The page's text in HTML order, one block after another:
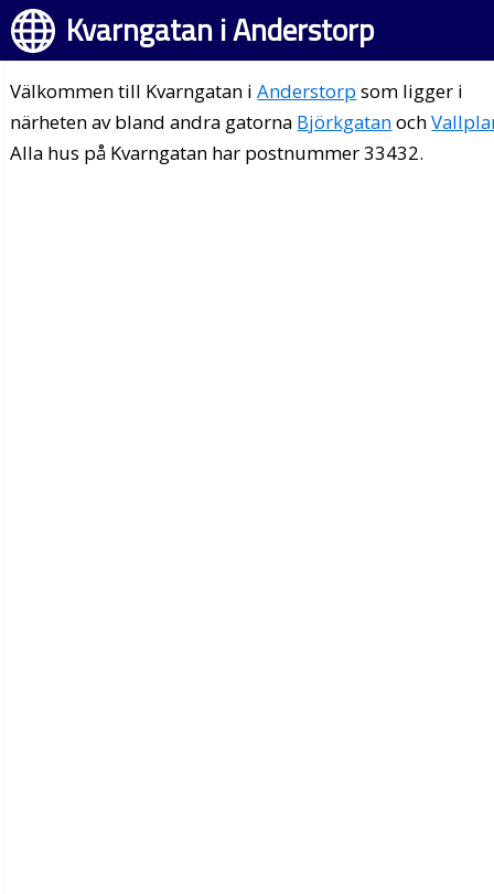
Kvarngatan i Anderstorp
Välkommen till Kvarngatan iAnderstorp som ligger i
närheten av bland andra gatorna Björkgatanoch
Alla hus på Kvarngatan har postnummer 33432.